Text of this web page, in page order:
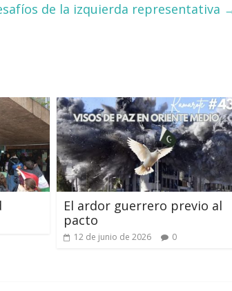
de la izquierda representativa
El ardor guerrero previo al
pacto
12 de junio de 2026 0